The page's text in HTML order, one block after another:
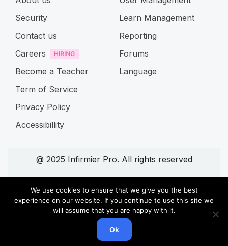
Security
Contact us
Careers
Become a Teacher
Term of Service
Privacy Policy
Accessibillity
Learn Management
Reporting
Forums
Language
@ 2025 Infirmier Pro. All rights reserved
Connect with us
We use cookies to ensure that we give you the best
experience on our website. If you continue to use this site we
will assume that you are happy with it.
Ok